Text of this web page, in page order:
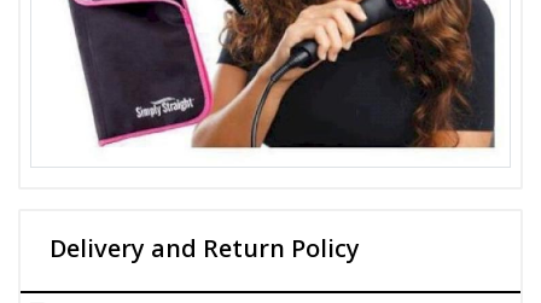
Delivery and Return Policy